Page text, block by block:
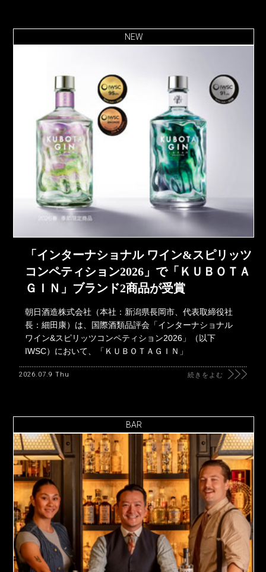
NEW
「インターナショナル ワイン&スピリッツ
コンペティション2026」で「ＫＵＢＯＴＡ
ＧＩＮ」ブランド2商品が受賞
朝日酒造株式会社（本社：新潟県長岡市、代表取締役社
長：細田康）は、国際酒類品評会「インターナショナル
ワイン&スピリッツコンペティション2026」（以下
IWSC）において、「ＫＵＢＯＴＡＧＩＮ」
2026.07.9 Thu 続きをよむ
BAR